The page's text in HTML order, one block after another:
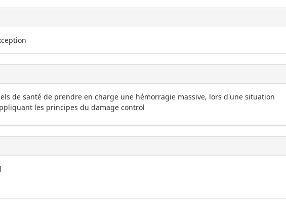
de santé de prendre en charge une hémorragie massive, lors d'une situation
les principes du damage control